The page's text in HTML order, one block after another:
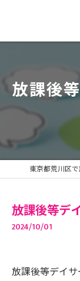
放課後
放課後等デ
2024/10/01
放課後等デイ